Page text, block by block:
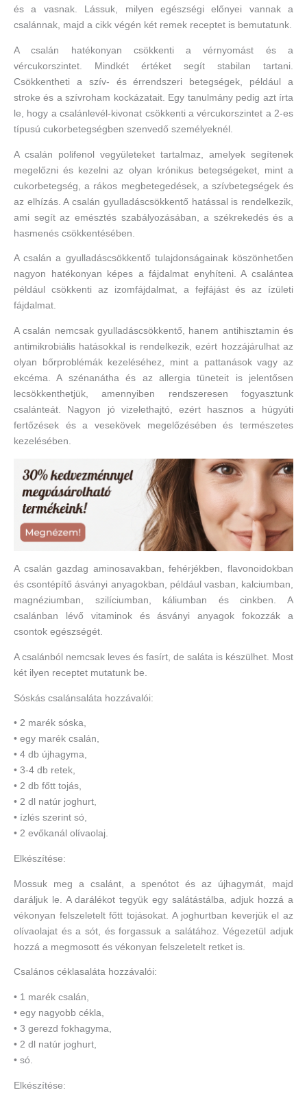
és a vasnak. Lássuk, milyen egészségi előnyei vannak a
csalánnak, majd a cikk végén két remek receptet is bemutatunk.
A csalán hatékonyan csökkenti a vérnyomást és a
vércukorszintet. Mindkét értéket segít stabilan tartani.
Csökkentheti a szív- és érrendszeri betegségek, például a
stroke és a szívroham kockázatait. Egy tanulmány pedig azt írta
le, hogy a csalánlevél-kivonat csökkenti a vércukorszintet a 2-es
típusú cukorbetegségben szenvedő személyeknél.
A csalán polifenol vegyületeket tartalmaz, amelyek segítenek
megelőzni és kezelni az olyan krónikus betegségeket, mint a
cukorbetegség, a rákos megbetegedések, a szívbetegségek és
az elhízás. A csalán gyulladáscsökkentő hatással is rendelkezik,
ami segít az emésztés szabályozásában, a székrekedés és a
hasmenés csökkentésében.
A csalán a gyulladáscsökkentő tulajdonságainak köszönhetően
nagyon hatékonyan képes a fájdalmat enyhíteni. A csalántea
például csökkenti az izomfájdalmat, a fejfájást és az ízületi
fájdalmat.
A csalán nemcsak gyulladáscsökkentő, hanem antihisztamin és
antimikrobiális hatásokkal is rendelkezik, ezért hozzájárulhat az
olyan bőrproblémák kezeléséhez, mint a pattanások vagy az
ekcéma. A szénanátha és az allergia tüneteit is jelentősen
lecsökkenthetjük, amennyiben rendszeresen fogyasztunk
csalánteát. Nagyon jó vizelethajtó, ezért hasznos a húgyúti
fertőzések és a vesekövek megelőzésében és természetes
kezelésében.
A csalán gazdag aminosavakban, fehérjékben, flavonoidokban
és csontépítő ásványi anyagokban, például vasban, kalciumban,
magnéziumban, szilíciumban, káliumban és cinkben. A
csalánban lévő vitaminok és ásványi anyagok fokozzák a
csontok egészségét.
A csalánból nemcsak leves és fasírt, de saláta is készülhet. Most
két ilyen receptet mutatunk be.
Sóskás csalánsaláta hozzávalói:
• 2 marék sóska,
• egy marék csalán,
• 4 db újhagyma,
• 3-4 db retek,
• 2 db főtt tojás,
• 2 dl natúr joghurt,
• ízlés szerint só,
• 2 evőkanál olívaolaj.
Elkészítése:
Mossuk meg a csalánt, a spenótot és az újhagymát, majd
daráljuk le. A darálékot tegyük egy salátástálba, adjuk hozzá a
vékonyan felszeletelt főtt tojásokat. A joghurtban keverjük el az
olívaolajat és a sót, és forgassuk a salátához. Végezetül adjuk
hozzá a megmosott és vékonyan felszeletelt retket is.
Csalános céklasaláta hozzávalói:
• 1 marék csalán,
• egy nagyobb cékla,
• 3 gerezd fokhagyma,
• 2 dl natúr joghurt,
• só.
Elkészítése: